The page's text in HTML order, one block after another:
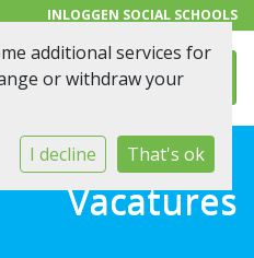
INLOGGEN SOCIAL SCHOOLS
Vacatures
additional services for
or withdraw your
I decline That's ok